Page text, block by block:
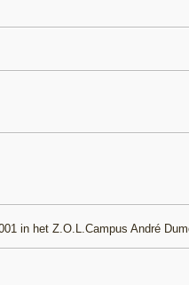
in het Z.O.L.Campus André